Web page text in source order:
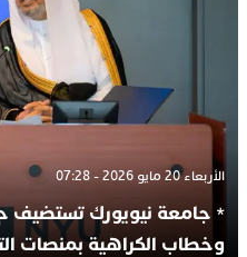
الأربعاء 20 مايو 2026 - 07:28
* جامعة نيويورك تستضيف
وخطاب الكراهية بمنصات